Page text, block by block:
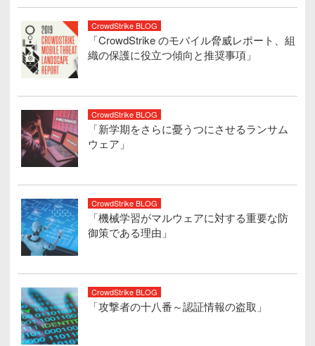
CrowdStrike BLOG
「CrowdStrike のモバイル脅威レポート、組
織の保護に役立つ傾向と推奨事項」
CrowdStrike BLOG
「新学期をさらに憂うつにさせるランサム
ウェア」
CrowdStrike BLOG
「機械学習がマルウェアに対する重要な防
御策である理由」
CrowdStrike BLOG
「攻撃者の十八番～認証情報の盗取」